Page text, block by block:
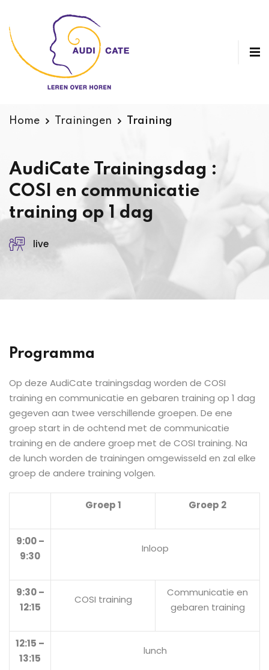
Home Trainingen Training
AudiCate Trainingsdag :
COSI en communicatie
training op 1 dag
live
Programma
Op deze AudiCate trainingsdag worden de COSI
training en communicatie en gebaren training op 1 dag
gegeven aan twee verschillende groepen. De ene
groep start in de ochtend met de communicatie
training en de andere groep met de COSI training. Na
de lunch worden de trainingen omgewisseld en zal elke
groep de andere training volgen.
Groep 1 Groep 2
9:00 –
9:30
Inloop
9:30 –
12:15
COSI training
Communicatie en
gebaren training
12:15 –
13:15
lunch